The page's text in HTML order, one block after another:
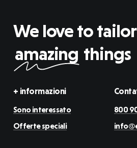
We love to tailor
amazing things
+ informazioni
Sono interessato
Offerte speciali
800